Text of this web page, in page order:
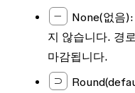
None(없음
지 않습니다. 경
마감됩니다.